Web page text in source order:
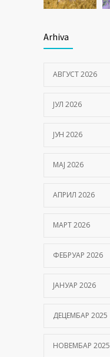
Arhiva
АВГУСТ 2026
ЈУЛ 2026
ЈУН 2026
МАЈ 2026
АПРИЛ 2026
МАРТ 2026
ФЕБРУАР 2026
ЈАНУАР 2026
ДЕЦЕМБАР 2025
НОВЕМБАР 2025